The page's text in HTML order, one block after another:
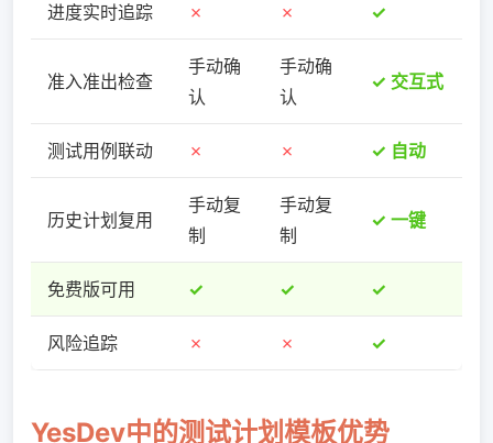
进度实时追踪 ✗ ✗ ✓
准入准出检查
手动确
认
手动确
认
✓ 交互式
测试用例联动 ✗ ✗ ✓ 自动
历史计划复用
手动复
制
手动复
制
✓ 一键
免费版可用 ✓ ✓ ✓
风险追踪 ✗ ✗ ✓
YesDev中的测试计划模板优势